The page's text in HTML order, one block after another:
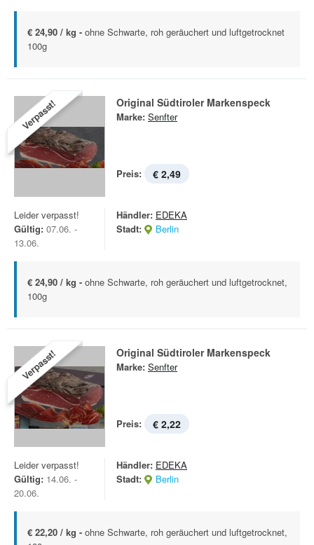
€ 24,90 / kg - ohne Schwarte, roh geräuchert und luftgetrocknet
100g
Verpasst! Original Südtiroler Markenspeck
Marke: Senfter
Preis: € 2,49
Leider verpasst!
Gültig: 07.06. -
13.06.
Händler: EDEKA
Stadt:
Berlin
€ 24,90 / kg - ohne Schwarte, roh geräuchert und luftgetrocknet,
100g
Verpasst! Original Südtiroler Markenspeck
Marke: Senfter
Preis: € 2,22
Leider verpasst!
Gültig: 14.06. -
20.06.
Händler: EDEKA
Stadt:
Berlin
€ 22,20 / kg - ohne Schwarte, roh geräuchert und luftgetrocknet,